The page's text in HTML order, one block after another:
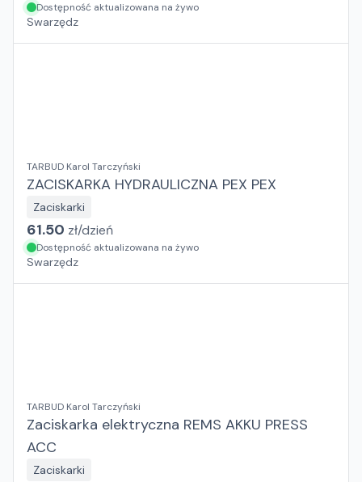
Dostępność aktualizowana na żywo
Swarzędz
TARBUD Karol Tarczyński
ZACISKARKA HYDRAULICZNA PEX PEX
Zaciskarki
61.50 zł/dzień
Dostępność aktualizowana na żywo
Swarzędz
TARBUD Karol Tarczyński
Zaciskarka elektryczna REMS AKKU PRESS
ACC
Zaciskarki